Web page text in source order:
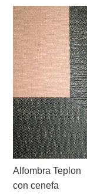
Alfombra Teplon
con cenefa